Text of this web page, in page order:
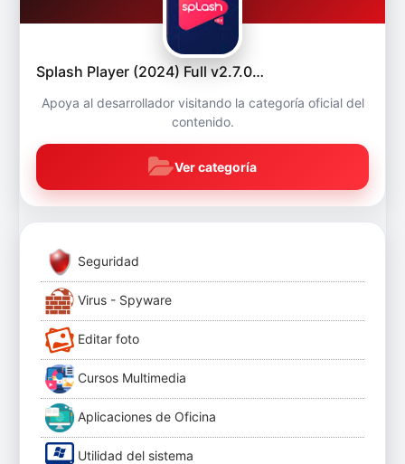
Splash Player (2024) Full v2.7.0…
Apoya al desarrollador visitando la categoría oficial del
contenido.
Ver categoría
Seguridad
Virus - Spyware
Editar foto
Cursos Multimedia
Aplicaciones de Oficina
Utilidad del sistema